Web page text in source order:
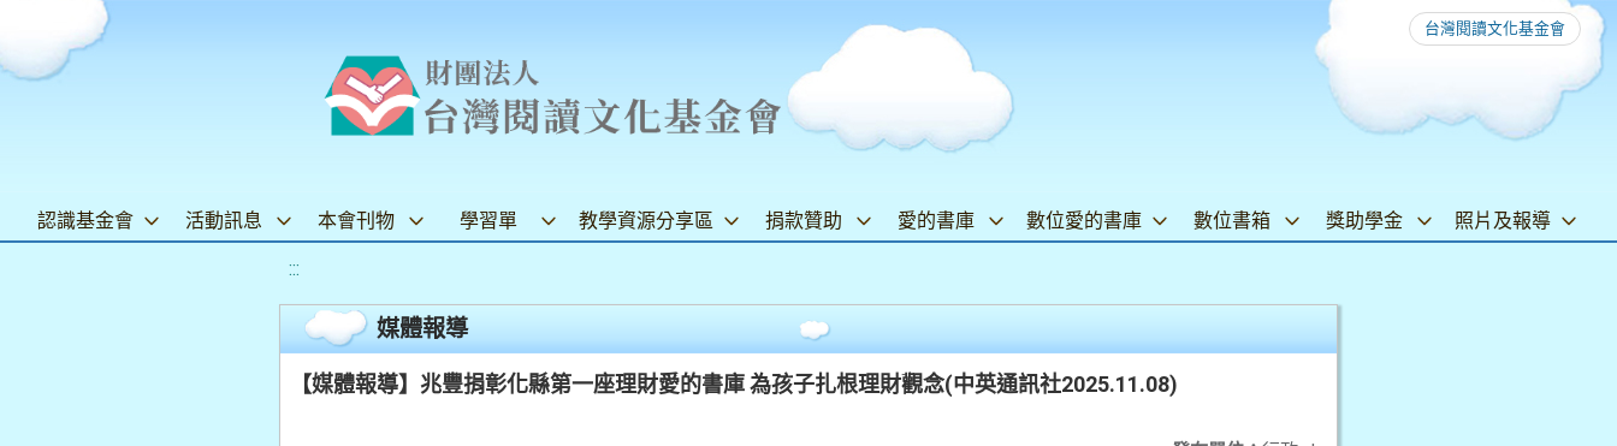
台灣閱讀文化基金會
認識基金會 活動訊息 本會刊物 學習單 教學資源分享區 捐款贊助 愛的書庫 數位愛的書庫 數位書箱 獎助學金 照片及報導
:::
媒體報導
【媒體報導】兆豐捐彰化縣第一座理財愛的書庫 為孩子扎根理財觀念(中英通訊社2025.11.08)